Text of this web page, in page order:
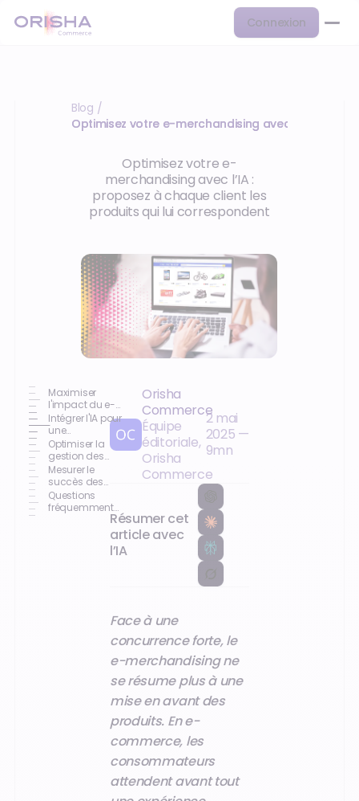
Connexion
Blog /
Optimisez votre e-merchandising avec l’IA
Optimisez votre e-
merchandising avec l’IA :
proposez à chaque client les
produits qui lui correspondent
Maximiser
l'impact du e-
merchandising
Intégrer l'IA pour
une
personnalisation
avancée
Optimiser la
gestion des
stocks grâce à
la technologie
Mesurer le
succès des
stratégies
d'optimisation
Questions
fréquemment
Orisha
Commerce
Équipe
éditoriale,
Orisha
Commerce
2 mai
2025 —
9mn
Résumer cet
article avec
l’IA
Face à une
concurrence forte, le
e-merchandising ne
se résume plus à une
mise en avant des
produits. En e-
commerce, les
consommateurs
attendent avant tout